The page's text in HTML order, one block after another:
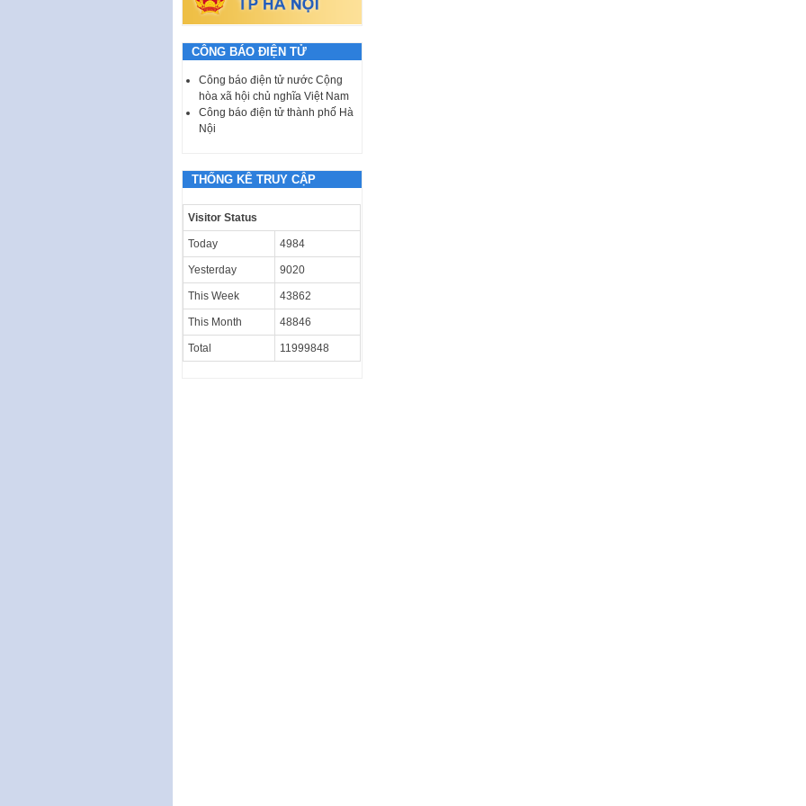
CÔNG BÁO ĐIỆN TỬ
Công báo điện tử nước Cộng
hòa xã hội chủ nghĩa Việt Nam
Công báo điện tử thành phố Hà
Nội
THỐNG KÊ TRUY CẬP
Visitor Status
Today 4984
Yesterday 9020
This Week 43862
This Month 48846
Total 11999848